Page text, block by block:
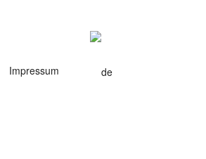
Impressum